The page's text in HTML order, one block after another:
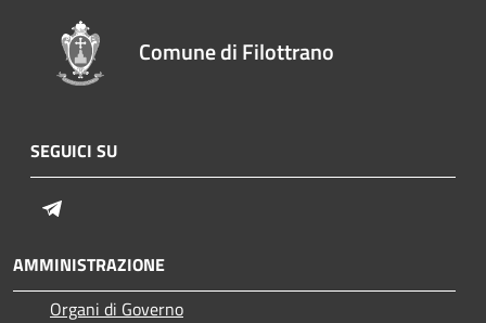
Comune di Filottrano
SEGUICI SU
AMMINISTRAZIONE
Organi di Governo